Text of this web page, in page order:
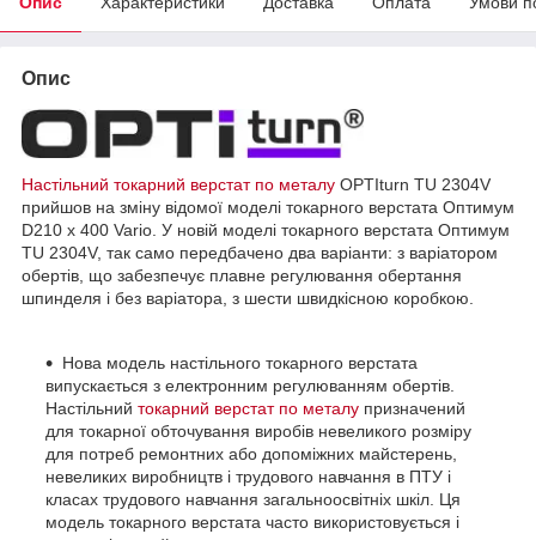
Опис
Настільний токарний верстат по металу OPTIturn TU 2304V
прийшов на зміну відомої моделі токарного верстата Оптимум
D210 x 400 Vario. У новій моделі токарного верстата Оптимум
TU 2304V, так само передбачено два варіанти: з варіатором
обертів, що забезпечує плавне регулювання обертання
шпинделя і без варіатора, з шести швидкісною коробкою.
Нова модель настільного токарного верстата
випускається з електронним регулюванням обертів.
Настільний токарний верстат по металу призначений
для токарної обточування виробів невеликого розміру
для потреб ремонтних або допоміжних майстерень,
невеликих виробництв і трудового навчання в ПТУ і
класах трудового навчання загальноосвітніх шкіл. Ця
модель токарного верстата часто використовується і